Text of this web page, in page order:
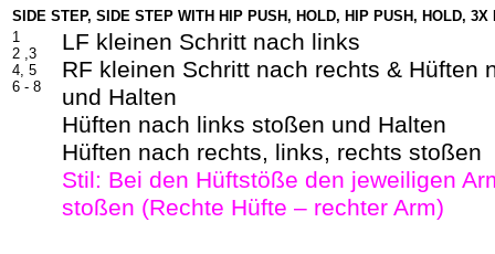
SIDE STEP, SIDE STEP WITH HIP PUSH, HOLD, HIP PUSH, HOLD, 3X
1
2 ,3
4, 5
6 - 8
LF kleinen Schritt nach links
RF kleinen Schritt nach rechts & Hüften
und Halten
Hüften nach links stoßen und Halten
Hüften nach rechts, links, rechts stoßen
Stil: Bei den Hüftstöße den jeweiligen
stoßen (Rechte Hüfte – rechter Arm)